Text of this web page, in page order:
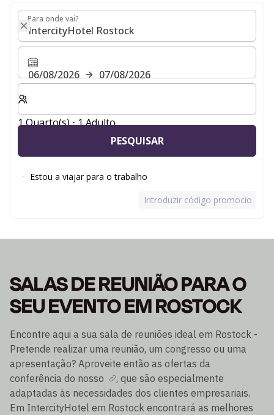
Para onde vai?
Para onde vai?
06/08/2026
07/08/2026
Selecionar o número de quartos e de hóspedes para a
1 Quarto(s) ⋅ 1 Adulto
PESQUISAR
Estou a viajar para o trabalho
Introduzir código promocional
SALAS DE REUNIÃO PARA O
SEU EVENTO EM ROSTOCK
Encontre aqui a sua sala de reuniões ideal em Rostock -
Pretende realizar uma reunião, um congresso ou uma
apresentação? Aproveite então as ofertas da
conferência do nosso
, que são especialmente
adaptadas às necessidades dos clientes empresariais.
Em IntercityHotel em Rostock encontrará as melhores